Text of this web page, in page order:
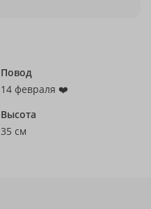
Повод
14 февраля ❤️
Высота
35 см